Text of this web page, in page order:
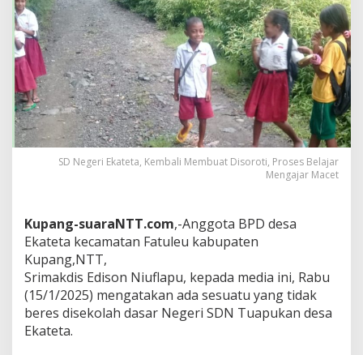
SD Negeri Ekateta, Kembali Membuat Disoroti, Proses Belajar
Mengajar Macet
Kupang-suaraNTT.com,-Anggota BPD desa
Ekateta kecamatan Fatuleu kabupaten
Kupang,NTT,
Srimakdis Edison Niuflapu, kepada media ini, Rabu
(15/1/2025) mengatakan ada sesuatu yang tidak
beres disekolah dasar Negeri SDN Tuapukan desa
Ekateta.